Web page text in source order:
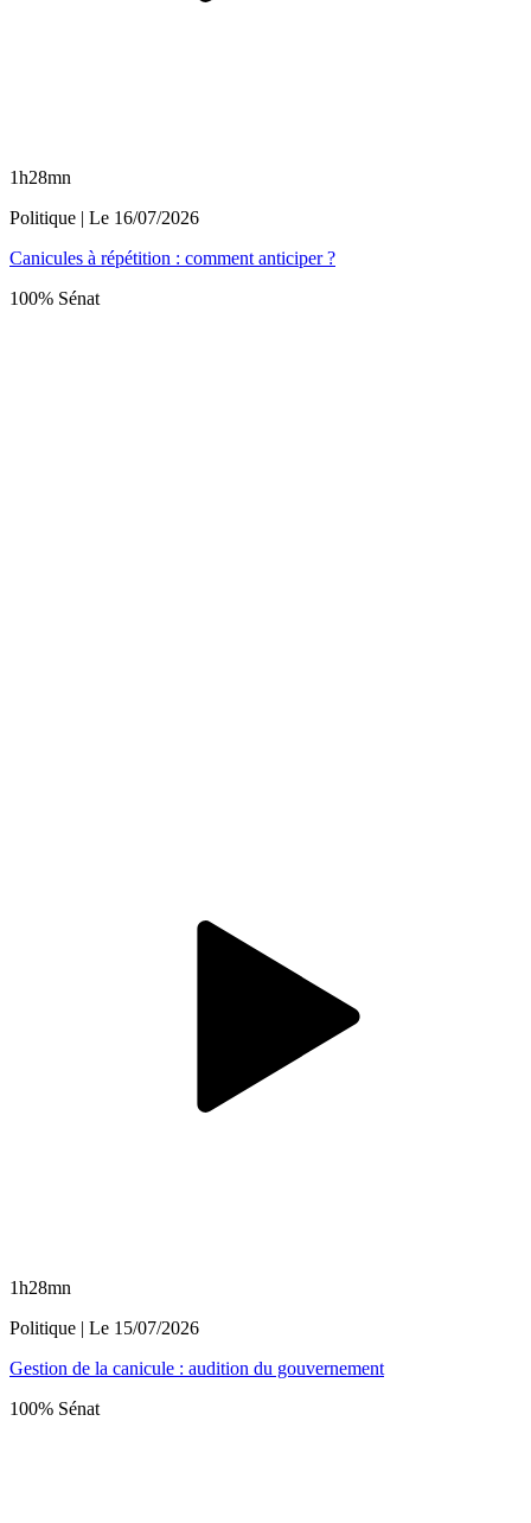
1h28mn
Politique | Le 16/07/2026
Canicules à répétition : comment anticiper ?
100% Sénat
1h28mn
Politique | Le 15/07/2026
Gestion de la canicule : audition du gouvernement
100% Sénat